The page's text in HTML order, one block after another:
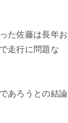
た佐藤は長年お
走行に問題な
あろうとの結論